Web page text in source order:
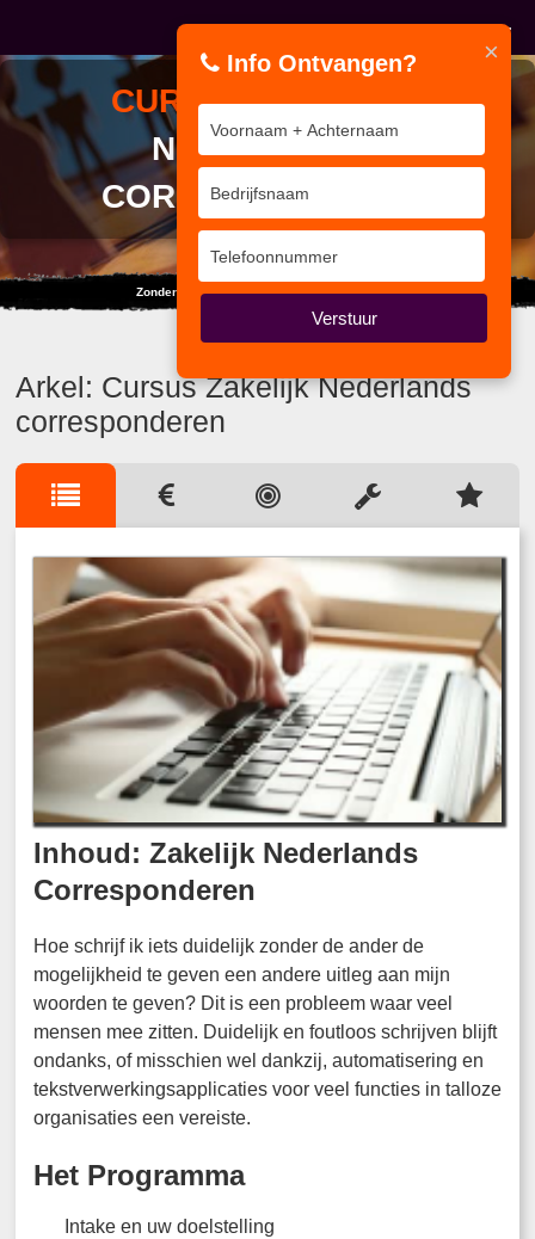
CURSUSZAKELIJK
NEDERLANDS
CORRESPONDEREN
Zonder de dalen geniet je niet van de pieken.
Arkel: Cursus Zakelijk Nederlands
corresponderen
Inhoud: Zakelijk Nederlands
Corresponderen
Hoe schrijf ik iets duidelijk zonder de ander de
mogelijkheid te geven een andere uitleg aan mijn
woorden te geven? Dit is een probleem waar veel
mensen mee zitten. Duidelijk en foutloos schrijven blijft
ondanks, of misschien wel dankzij, automatisering en
tekstverwerkingsapplicaties voor veel functies in talloze
organisaties een vereiste.
Het Programma
Intake en uw doelstelling
×
Info Ontvangen?
Verstuur